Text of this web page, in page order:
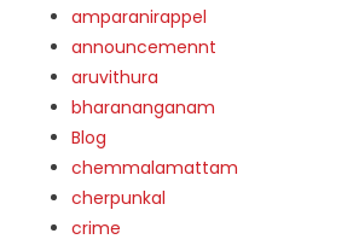
amparanirappel
announcemennt
aruvithura
bharananganam
Blog
chemmalamattam
cherpunkal
crime